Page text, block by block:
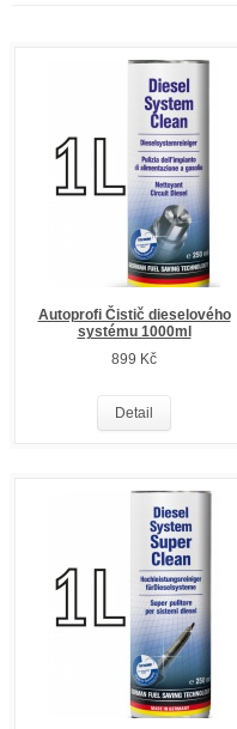
Autoprofi Čistič dieselového
systému 1000ml
899 Kč
Detail